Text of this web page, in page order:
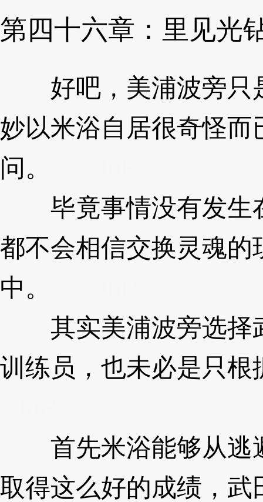
第四十六章：里见光
好吧，美浦波旁只
妙以米浴自居很奇怪
问。
毕竟事情没有发生
都不会相信交换灵魂
中。
其实美浦波旁选择
训练员，也未必是只根
首先米浴能够从逃
取得这么好的成绩，